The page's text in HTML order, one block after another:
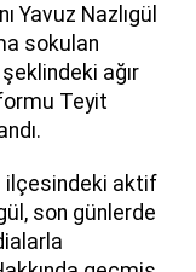
Yavuz Nazlıgül
sokulan
ağır
Teyit
ilçesindeki aktif
son günlerde